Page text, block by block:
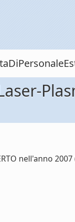
nell'anno